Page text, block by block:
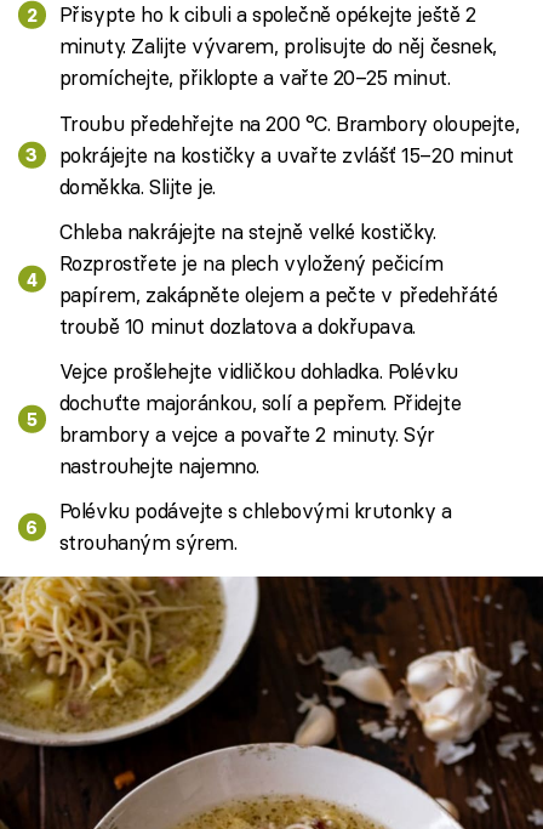
Přisypte ho k cibuli a společně opékejte ještě 2
minuty. Zalijte vývarem, prolisujte do něj česnek,
promíchejte, přiklopte a vařte 20–25 minut.
Troubu předehřejte na 200 °C. Brambory oloupejte,
pokrájejte na kostičky a uvařte zvlášť 15–20 minut
doměkka. Slijte je.
Chleba nakrájejte na stejně velké kostičky.
Rozprostřete je na plech vyložený pečicím
papírem, zakápněte olejem a pečte v předehřáté
troubě 10 minut dozlatova a dokřupava.
Vejce prošlehejte vidličkou dohladka. Polévku
dochuťte majoránkou, solí a pepřem. Přidejte
brambory a vejce a povařte 2 minuty. Sýr
nastrouhejte najemno.
Polévku podávejte s chlebovými krutonky a
strouhaným sýrem.